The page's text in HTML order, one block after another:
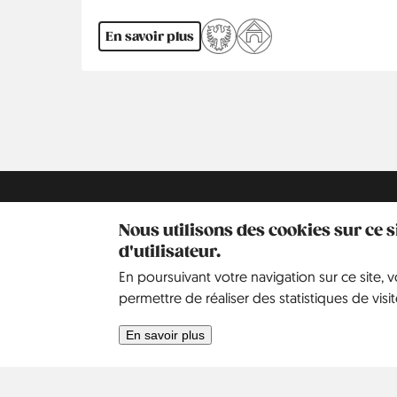
Nous utilisons des cookies sur ce
d'utilisateur.
En poursuivant votre navigation sur ce site,
permettre de réaliser des statistiques de
En savoir plus
En savoir plus
Politique de
confidentialité
Contact
Social
Pinterest